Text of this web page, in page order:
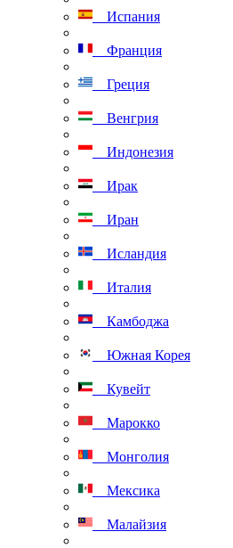
Испания
Франция
Греция
Венгрия
Индонезия
Ирак
Иран
Исландия
Италия
Камбоджа
Южная Корея
Кувейт
Марокко
Монголия
Мексика
Малайзия